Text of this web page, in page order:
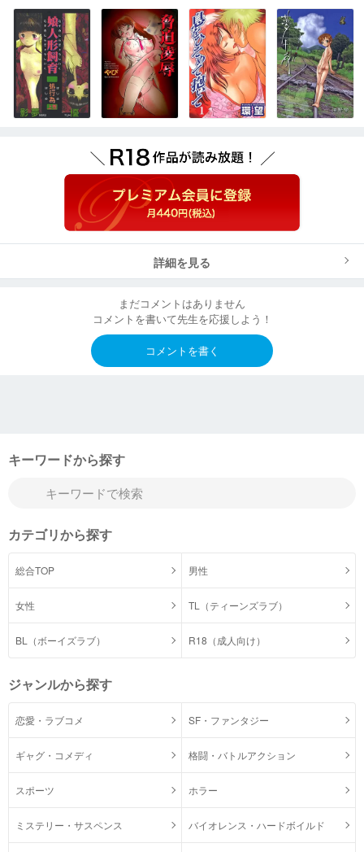
詳細を見る
まだコメントはありません
コメントを書いて先生を応援しよう！
コメントを書く
キーワードから探す
カテゴリから探す
総合TOP 男性
女性 TL（ティーンズラブ）
BL（ボーイズラブ） R18（成人向け）
ジャンルから探す
恋愛・ラブコメ SF・ファンタジー
ギャグ・コメディ 格闘・バトルアクション
スポーツ ホラー
ミステリー・サスペンス バイオレンス・ハードボイルド